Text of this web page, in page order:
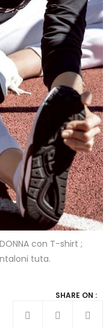
con T-shirt ;
tuta.
SHARE ON :